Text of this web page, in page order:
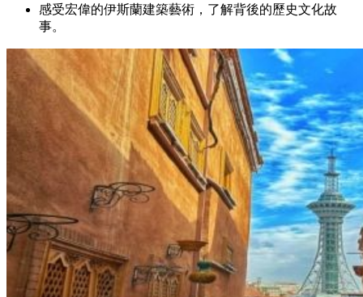
感受宏偉的伊斯蘭建築藝術，了解背後的歷史文化故
事。